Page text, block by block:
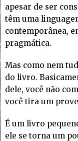
apesar de ser
têm uma
contemporânea,
pragmática.
Mas como nem
do livro.
dele, você não
você tira um
É um livro
ele se torna um